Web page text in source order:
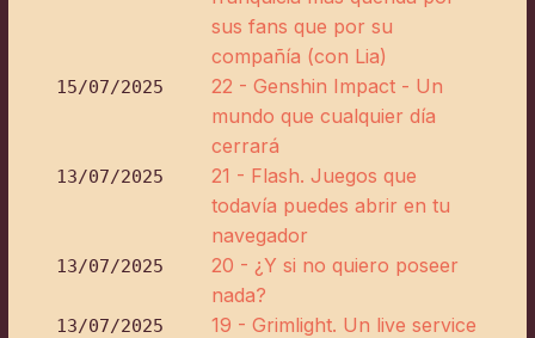
sus fans que por su
compañía (con Lia)
15/07/2025
22 - Genshin Impact - Un
mundo que cualquier día
cerrará
13/07/2025
21 - Flash. Juegos que
todavía puedes abrir en tu
navegador
13/07/2025
20 - ¿Y si no quiero poseer
nada?
13/07/2025
19 - Grimlight. Un live service